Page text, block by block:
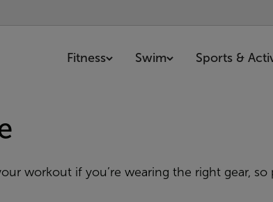
Fitness Swim Sports &
workout if you’re wearing the right gear, so